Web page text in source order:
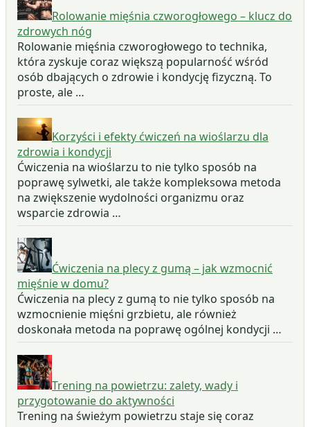
Rolowanie mięśnia czworogłowego – klucz do
zdrowych nóg
Rolowanie mięśnia czworogłowego to technika,
która zyskuje coraz większą popularność wśród
osób dbających o zdrowie i kondycję fizyczną. To
proste, ale …
Korzyści i efekty ćwiczeń na wioślarzu dla
zdrowia i kondycji
Ćwiczenia na wioślarzu to nie tylko sposób na
poprawę sylwetki, ale także kompleksowa metoda
na zwiększenie wydolności organizmu oraz
wsparcie zdrowia …
Ćwiczenia na plecy z gumą – jak wzmocnić
mięśnie w domu?
Ćwiczenia na plecy z gumą to nie tylko sposób na
wzmocnienie mięśni grzbietu, ale również
doskonała metoda na poprawę ogólnej kondycji …
Trening na powietrzu: zalety, wady i
przygotowanie do aktywności
Trening na świeżym powietrzu staje się coraz